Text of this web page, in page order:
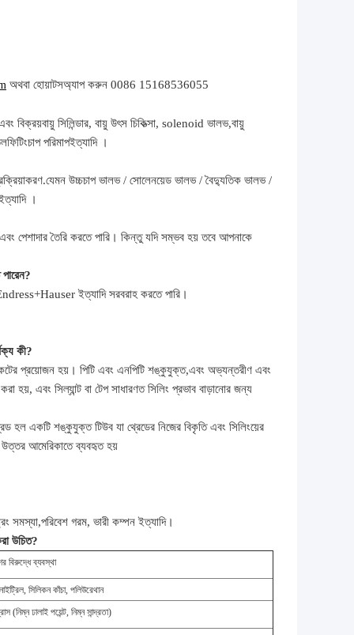
অথবা হোয়াটসঅ্যাপ করুন 0086 15168536055
বিক্রয়বায়ু সিলিন্ডার, বায়ু উৎস চিকিত্সা, solenoid ভালভ,বায়ু
ফিটিংচাপ পরিমাপইত্যাদি ।
যেমন উচ্চচাপ ভালভ / সোলেনয়েড ভালভ / বৈদ্যুতিক ভালভ /
।
পেশাদার তৈরি করতে পারি। কিন্তু যদি সম্ভব হয় তবে আপনাকে
ইত্যাদি সরবরাহ করতে পারি।
কী?
প্রয়োজন হয়। পিটি এবং এনপিটি শঙ্কুযুক্ত,এবং অভ্যন্তরীণ এবং
হয়, এবং সিল্যান্ট বা টেপ সাধারণত সিলিং প্রভাব বাড়ানোর জন্য
হল একটি শঙ্কুযুক্ত টিউব যা থ্রেডের নিজের বিকৃতি এবং সিলিংয়ের
উত্তর আমেরিকাতে ব্যবহৃত হয়
সমস্যা,পরিবেশ গরম, ভারী কম্পন ইত্যাদি।
উচিত?
বিরুদ্ধে ব্যবস্থা
সিলিকন কাঁচা, পলিউরেথান
(নিম্ন ঢালাই পয়েন্ট, নিম্ন সান্দ্রতা)